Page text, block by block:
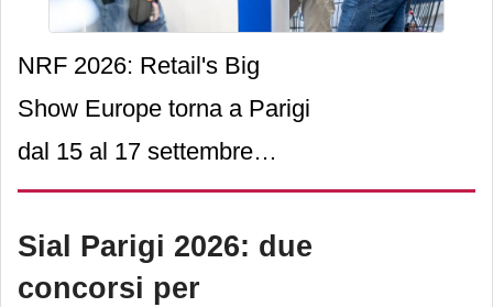
NRF 2026: Retail's Big
Show Europe torna a Parigi
dal 15 al 17 settembre
2026, con tre giorni di
innovazione, discussioni
strategiche e idee
Sial Parigi 2026: due
concorsi per